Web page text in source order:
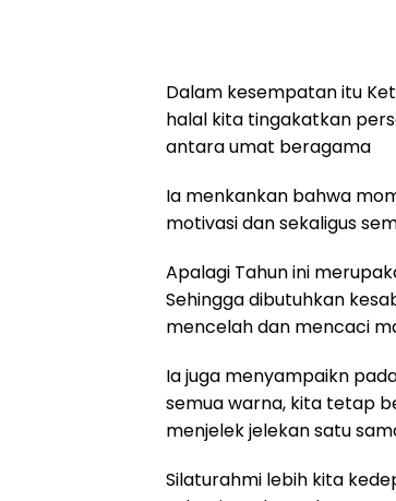
Dalam kesempatan itu
halal kita tingakatkan
antara umat beragama
Ia menkankan bahwa
motivasi dan sekaligus
Apalagi Tahun ini
Sehingga dibutuhkan
mencelah dan mencaci
Ia juga menyampaikn
semua warna, kita tetap
menjelek jelekan satu
Silaturahmi lebih kita